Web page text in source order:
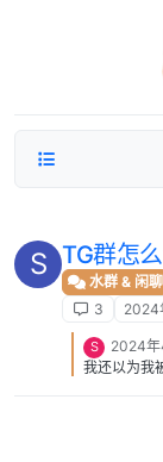
S TG群怎
水群 & 闲聊
3
2024
S
2024
我还以为我